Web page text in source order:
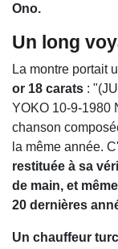
Ono.
Un long
La montre portait
or 18 carats :
YOKO 10-9-1980
chanson
la même année.
restituée à sa
de main, et
20 dernières
Un chauffeur turc